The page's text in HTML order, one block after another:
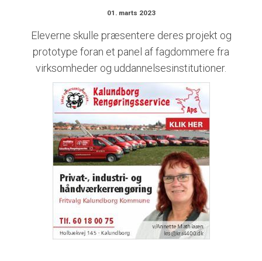
01. marts 2023
Eleverne skulle præsentere deres projekt og
prototype foran et panel af fagdommere fra
virksomheder og uddannelsesinstitutioner.